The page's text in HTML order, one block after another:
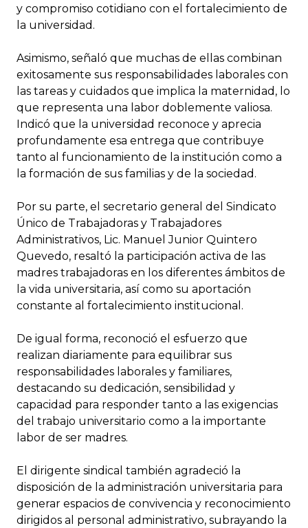
y compromiso cotidiano con el fortalecimiento de
la universidad.
Asimismo, señaló que muchas de ellas combinan
exitosamente sus responsabilidades laborales con
las tareas y cuidados que implica la maternidad, lo
que representa una labor doblemente valiosa.
Indicó que la universidad reconoce y aprecia
profundamente esa entrega que contribuye
tanto al funcionamiento de la institución como a
la formación de sus familias y de la sociedad.
Por su parte, el secretario general del Sindicato
Único de Trabajadoras y Trabajadores
Administrativos, Lic. Manuel Junior Quintero
Quevedo, resaltó la participación activa de las
madres trabajadoras en los diferentes ámbitos de
la vida universitaria, así como su aportación
constante al fortalecimiento institucional.
De igual forma, reconoció el esfuerzo que
realizan diariamente para equilibrar sus
responsabilidades laborales y familiares,
destacando su dedicación, sensibilidad y
capacidad para responder tanto a las exigencias
del trabajo universitario como a la importante
labor de ser madres.
El dirigente sindical también agradeció la
disposición de la administración universitaria para
generar espacios de convivencia y reconocimiento
dirigidos al personal administrativo, subrayando la